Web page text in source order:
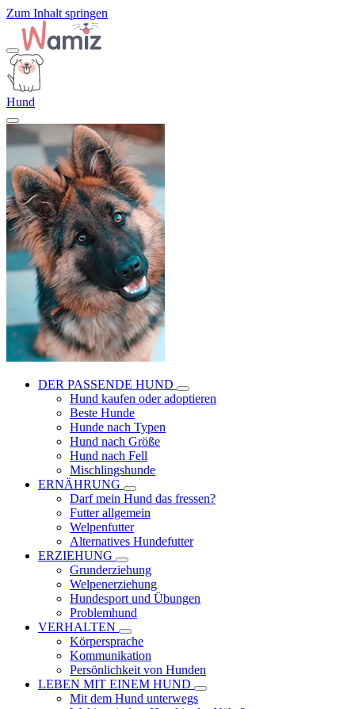
Zum Inhalt springen
Hund
DER PASSENDE HUND
Hund kaufen oder adoptieren
Beste Hunde
Hunde nach Typen
Hund nach Größe
Hund nach Fell
Mischlingshunde
ERNÄHRUNG
Darf mein Hund das fressen?
Futter allgemein
Welpenfutter
Alternatives Hundefutter
ERZIEHUNG
Grunderziehung
Welpenerziehung
Hundesport und Übungen
Problemhund
VERHALTEN
Körpersprache
Kommunikation
Persönlichkeit von Hunden
LEBEN MIT EINEM HUND
Mit dem Hund unterwegs